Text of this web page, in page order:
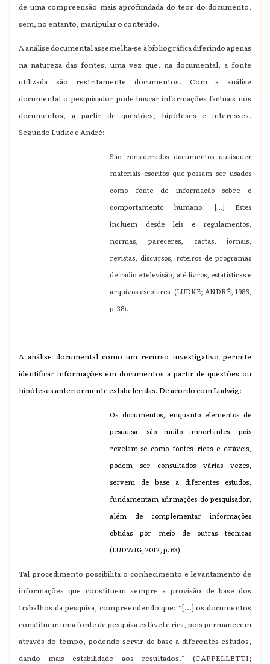
de uma compreensão mais aprofundada do teor do documento,
sem, no entanto, manipular o conteúdo.
A análise documental assemelha-se à bibliográfica diferindo apenas
na natureza das fontes, uma vez que, na documental, a fonte
utilizada são restritamente documentos. Com a análise
documental o pesquisador pode buscar informações factuais nos
documentos, a partir de questões, hipóteses e interesses.
Segundo Ludke e André:
São considerados documentos quaisquer
materiais escritos que possam ser usados
como fonte de informação sobre o
comportamento humano. [...] Estes
incluem desde leis e regulamentos,
normas, pareceres, cartas, jornais,
revistas, discursos, roteiros de programas
de rádio e televisão, até livros, estatísticas e
arquivos escolares. (LUDKE; ANDRÉ, 1986,
p. 38).
A análise documental como um recurso investigativo permite
identificar informações em documentos a partir de questões ou
hipóteses anteriormente estabelecidas.De acordo com Ludwig:
Os documentos, enquanto elementos de
pesquisa, são muito importantes, pois
revelam-se como fontes ricas e estáveis,
podem ser consultados várias vezes,
servem de base a diferentes estudos,
fundamentam afirmações do pesquisador,
além de complementar informações
obtidas por meio de outras técnicas
(LUDWIG, 2012, p. 63).
Tal procedimento possibilita o conhecimento e levantamento de
informações que constituem sempre a provisão de base dos
trabalhos da pesquisa, compreendendo que: “[...] os documentos
constituem uma fonte de pesquisa estável e rica, pois permanecem
através do tempo, podendo servir de base a diferentes estudos,
dando mais estabilidade aos resultados.” (CAPPELLETTI;